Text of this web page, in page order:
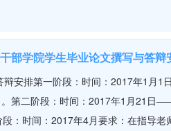
范大学 、中央党校、黑龙江商业大
上毕业生3万多人，中专毕业生 3千
家和先进模范人物。由于办学成果
部学院办学成果
部学院学生毕业论文撰写与答辩
辩安排第一阶段：时间：2017年1
第二阶段：时间：2017年1月21日
：时间：2017年4月要求：在指导